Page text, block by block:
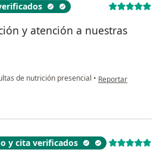
y atención a nuestras
de nutrición presencial • en opinión del
Reportar
y cita verificados